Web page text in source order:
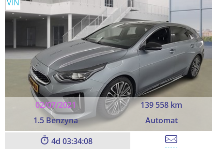
02/07/2021
139 558 km
1.5 Benzyna
Automat
VIN
4 03:34:06